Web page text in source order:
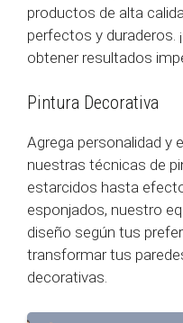
productos de alta
perfectos y duraderos.
obtener resultados
Pintura Decorativa
Agrega personalidad y
nuestras técnicas de
estarcidos hasta
esponjados, nuestro
diseño según tus
transformar tus
decorativas.